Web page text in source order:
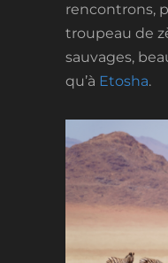
rencontrons,
troupeau de
sauvages,
qu’à Etosha.